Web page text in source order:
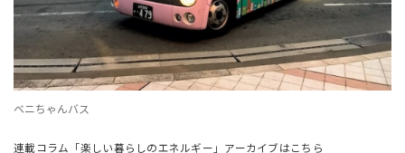
ベニちゃんバス
連載コラム「楽しい暮らしのエネルギー」アーカイブはこちら